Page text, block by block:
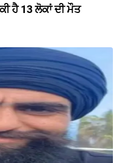
ਹੈ 13 ਲੋਕਾਂ ਦੀ ਮੌਤ